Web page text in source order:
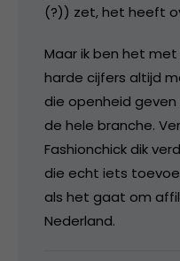
(?)) zet, het heeft
Maar ik ben het
harde cijfers altijd
die openheid
de hele branche.
Fashionchick dik
die echt iets
als het gaat om
Nederland.